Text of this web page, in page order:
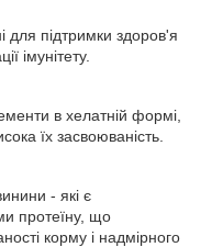
підтримки здоров'я
імунітету.
в хелатній формі,
їх засвоюваність.
- які є
протеїну, що
корму і надмірного